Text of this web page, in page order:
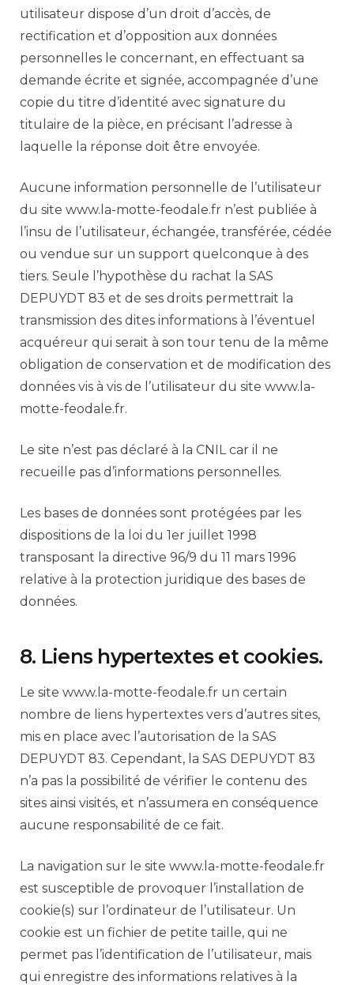
utilisateur dispose d’un droit d’accès, de
rectification et d’opposition aux données
personnelles le concernant, en effectuant sa
demande écrite et signée, accompagnée d’une
copie du titre d’identité avec signature du
titulaire de la pièce, en précisant l’adresse à
laquelle la réponse doit être envoyée.
Aucune information personnelle de l’utilisateur
du site www.la-motte-feodale.fr n’est publiée à
l’insu de l’utilisateur, échangée, transférée, cédée
ou vendue sur un support quelconque à des
tiers. Seule l’hypothèse du rachat la SAS
DEPUYDT 83 et de ses droits permettrait la
transmission des dites informations à l’éventuel
acquéreur qui serait à son tour tenu de la même
obligation de conservation et de modification des
données vis à vis de l’utilisateur du site www.la-
motte-feodale.fr.
Le site n’est pas déclaré à la CNIL car il ne
recueille pas d’informations personnelles.
Les bases de données sont protégées par les
dispositions de la loi du 1er juillet 1998
transposant la directive 96/9 du 11 mars 1996
relative à la protection juridique des bases de
données.
8. Liens hypertextes et cookies.
Le site www.la-motte-feodale.fr un certain
nombre de liens hypertextes vers d’autres sites,
mis en place avec l’autorisation de la SAS
DEPUYDT 83. Cependant, la SAS DEPUYDT 83
n’a pas la possibilité de vérifier le contenu des
sites ainsi visités, et n’assumera en conséquence
aucune responsabilité de ce fait.
La navigation sur le site www.la-motte-feodale.fr
est susceptible de provoquer l’installation de
cookie(s) sur l’ordinateur de l’utilisateur. Un
cookie est un fichier de petite taille, qui ne
permet pas l’identification de l’utilisateur, mais
qui enregistre des informations relatives à la